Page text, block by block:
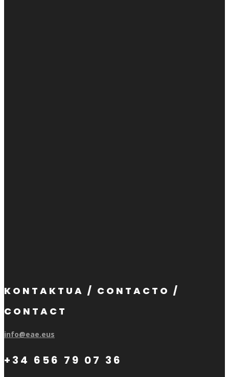
KONTAKTUA / CONTACTO /
CONTACT
info@eae.eus
+34 656 79 07 36